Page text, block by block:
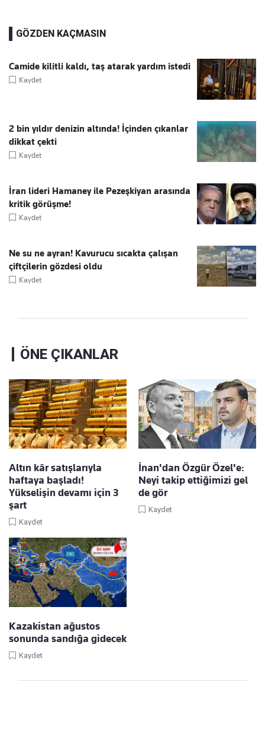
GÖZDEN KAÇMASIN
Camide kilitli kaldı, taş atarak yardım istedi
Kaydet
2 bin yıldır denizin altında! İçinden çıkanlar
dikkat çekti
Kaydet
İran lideri Hamaney ile Pezeşkiyan arasında
kritik görüşme!
Kaydet
Ne su ne ayran! Kavurucu sıcakta çalışan
çiftçilerin gözdesi oldu
Kaydet
ÖNE ÇIKANLAR
Altın kâr satışlarıyla
haftaya başladı!
Yükselişin devamı için 3
şart
Kaydet
İnan'dan Özgür Özel'e:
Neyi takip ettiğimizi gel
de gör
Kaydet
Kazakistan ağustos
sonunda sandığa gidecek
Kaydet